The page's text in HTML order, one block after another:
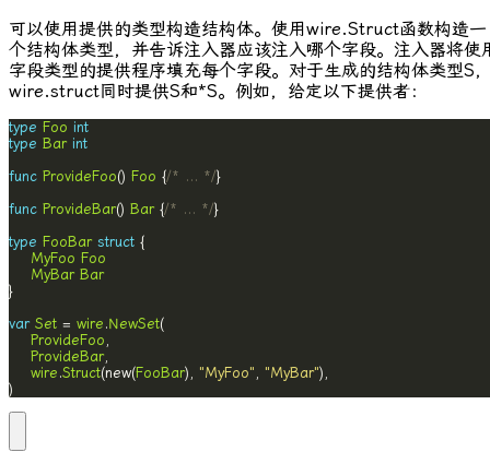
可以使用提供的类型构造结构体。使用wire.Struct函数构造一
个结构体类型，并告诉注入器应该注入哪个字段。注入器将使
字段类型的提供程序填充每个字段。对于生成的结构体类型S
wire.struct同时提供S和*S。例如，给定以下提供者：
type Foo int
type Bar int
func ProvideFoo() Foo {/* ... */
func ProvideBar() Bar {/* ... */
type FooBar struct
MyFoo Foo
MyBar Bar
var Set = wire .NewSet
ProvideFoo
ProvideBar
wire .Struct(new(FooBar), "MyFoo" "MyBar"
)